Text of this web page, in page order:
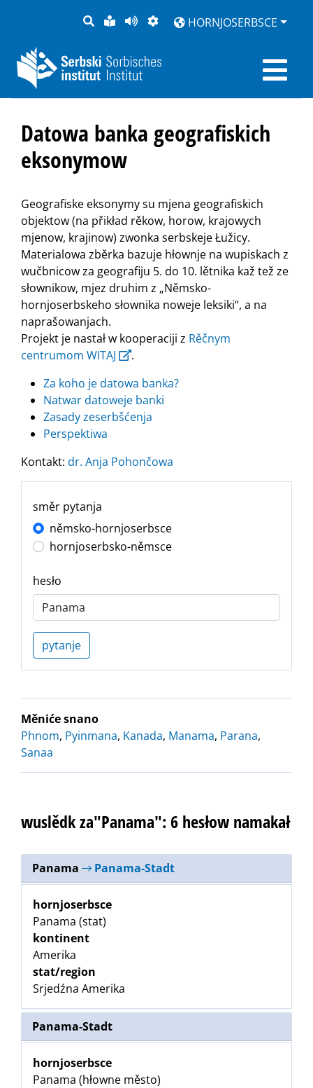
PYTANJE
LOCHKA
RĚČ
STRONU
PŘEDČITAĆ
ZWOBRAZNJENJE
HORNJOSERBSCE
Datowa banka geografiskich
eksonymow
Geografiske eksonymy su mjena geografiskich
objektow (na přikład rěkow, horow, krajowych
mjenow, krajinow) zwonka serbskeje Łužicy.
Materialowa zběrka bazuje hłownje na wupiskach z
wučbnicow za geografiju 5. do 10. lětnika kaž tež ze
słownikow, mjez druhim z „Němsko-
hornjoserbskeho słownika noweje leksiki“, a na
naprašowanjach.
Projekt je nastał w kooperaciji z Rěčnym
centrumom WITAJ
.
Za koho je datowa banka?
Natwar datoweje banki
Zasady zeserbšćenja
Perspektiwa
Kontakt: dr. Anja Pohončowa
směr pytanja
němsko-hornjoserbsce
hornjoserbsko-němsce
hesło
pytanje
Měniće snano
Phnom, Pyinmana, Kanada, Manama, Parana,
Sanaa
wuslědk za"Panama": 6 hesłow namakał
Panama Panama-Stadt
hornjoserbsce
Panama (stat)
kontinent
Amerika
stat/region
Srjedźna Amerika
Panama-Stadt
hornjoserbsce
Panama (hłowne město)